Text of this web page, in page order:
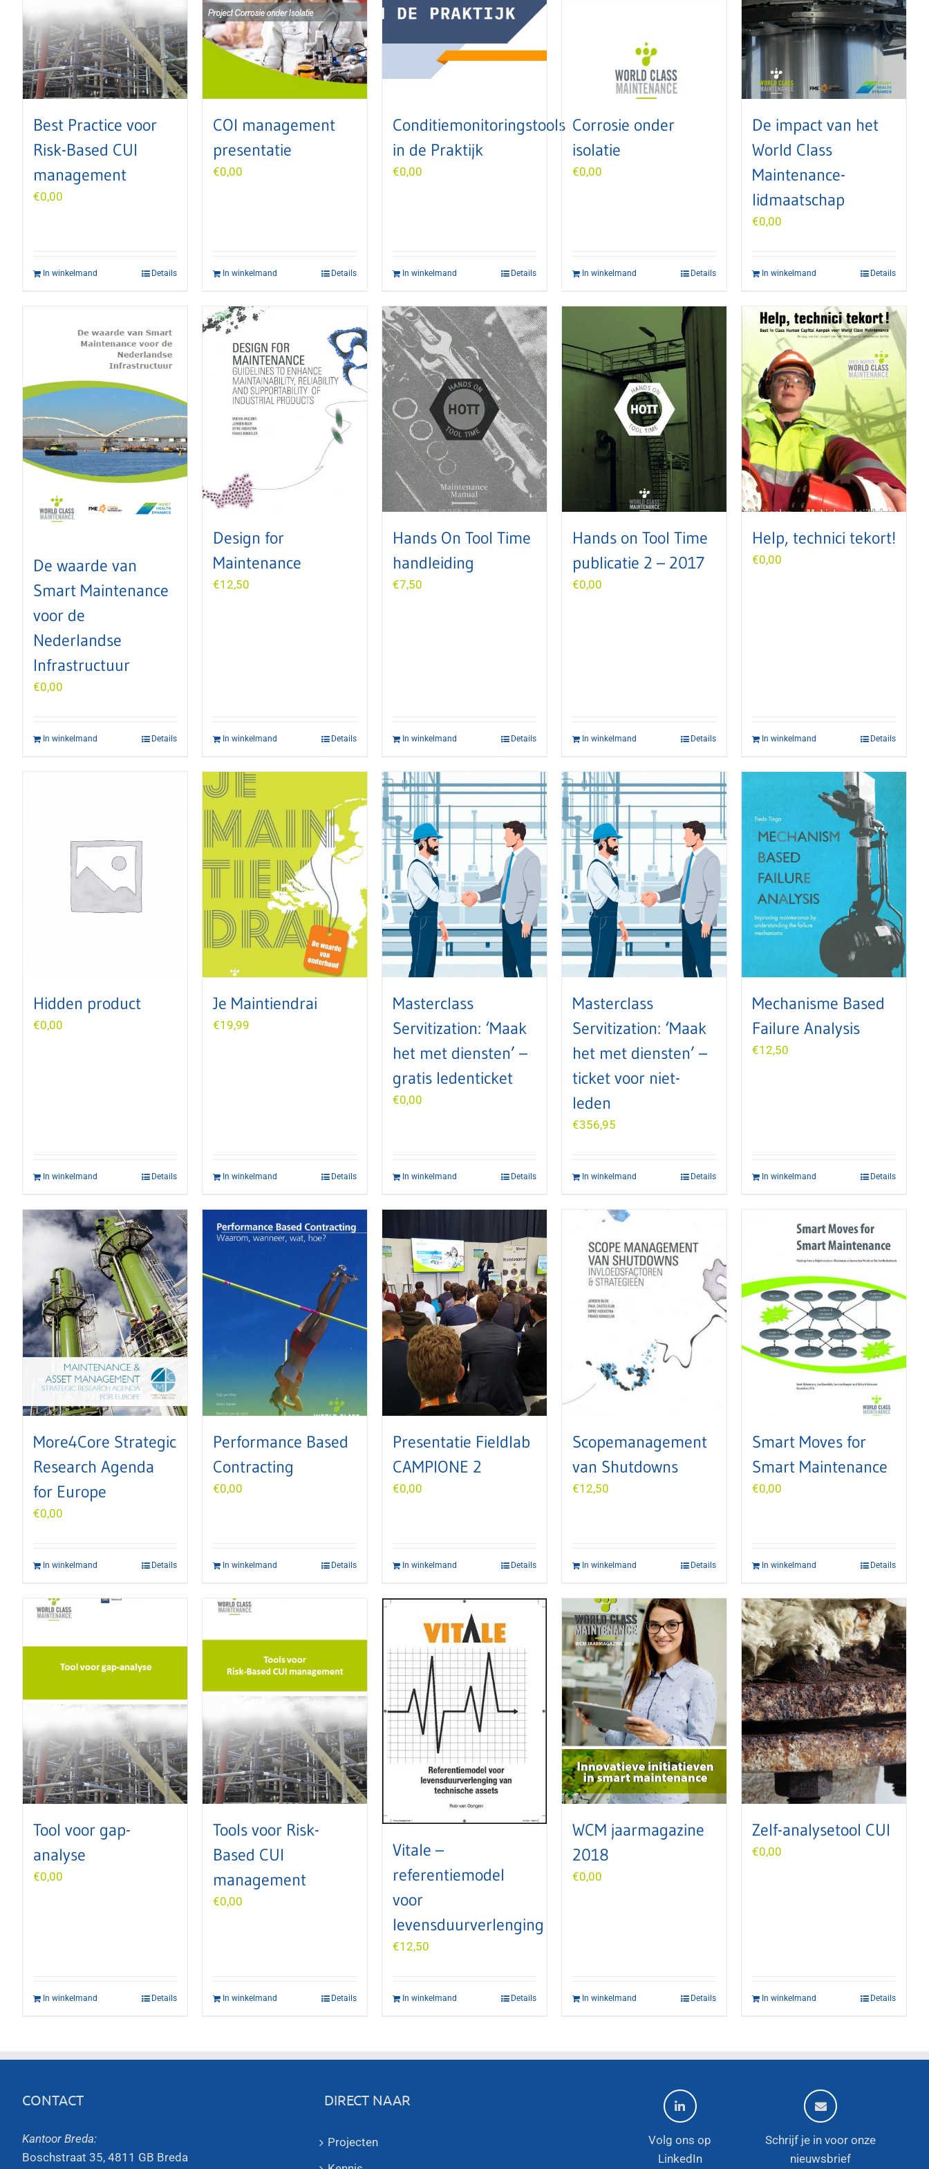
Best Practice voor
Risk-Based CUI
management
€0,00
In winkelmand Details
COI management
presentatie
€0,00
In winkelmand Details
Conditiemonitoringstools
in de Praktijk
€0,00
In winkelmand Details
Corrosie onder
isolatie
€0,00
In winkelmand Details
De impact van het
World Class
Maintenance-
lidmaatschap
€0,00
In winkelmand Details
De waarde van
Smart Maintenance
voor de
Nederlandse
Infrastructuur
€0,00
In winkelmand Details
Design for
Maintenance
€12,50
In winkelmand Details
Hands On Tool Time
handleiding
€7,50
In winkelmand Details
Hands on Tool Time
publicatie 2 – 2017
€0,00
In winkelmand Details
Help, technici tekort!
€0,00
In winkelmand Details
Hidden product
€0,00
In winkelmand Details
Je Maintiendrai
€19,99
In winkelmand Details
Masterclass
Servitization: ‘Maak
het met diensten’ –
gratis ledenticket
€0,00
In winkelmand Details
Masterclass
Servitization: ‘Maak
het met diensten’ –
ticket voor niet-
leden
€356,95
In winkelmand Details
Mechanisme Based
Failure Analysis
€12,50
In winkelmand Details
More4Core Strategic
Research Agenda
for Europe
€0,00
In winkelmand Details
Performance Based
Contracting
€0,00
In winkelmand Details
Presentatie Fieldlab
CAMPIONE 2
€0,00
In winkelmand Details
Scopemanagement
van Shutdowns
€12,50
In winkelmand Details
Smart Moves for
Smart Maintenance
€0,00
In winkelmand Details
Tool voor gap-
analyse
€0,00
In winkelmand Details
Tools voor Risk-
Based CUI
management
€0,00
In winkelmand Details
Vitale –
referentiemodel
voor
levensduurverlenging
€12,50
In winkelmand Details
WCM jaarmagazine
2018
€0,00
In winkelmand Details
Zelf-analysetool CUI
€0,00
In winkelmand Details
CONTACT
Kantoor Breda:
Boschstraat 35, 4811 GB Breda
DIRECT NAAR
Projecten
Volg ons op
LinkedIn
Schrijf je in voor onze
nieuwsbrief